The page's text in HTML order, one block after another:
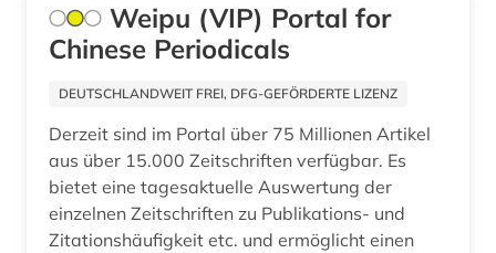
ingenieurswesen (1)
ingenieurwissenschaften (8)
innovation (1)
interdisziplinarität (1)
Weipu (VIP) Portal for
Chinese Periodicals
DEUTSCHLANDWEIT FREI, DFG-GEFÖRDERTE LIZENZ
Derzeit sind im Portal über 75 Millionen Artikel
aus über 15.000 Zeitschriften verfügbar. Es
bietet eine tagesaktuelle Auswertung der
einzelnen Zeitschriften zu Publikations- und
Zitationshäufigkeit etc. und ermöglicht einen